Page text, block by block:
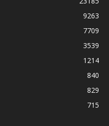
9263
7709
3539
1214
840
829
715